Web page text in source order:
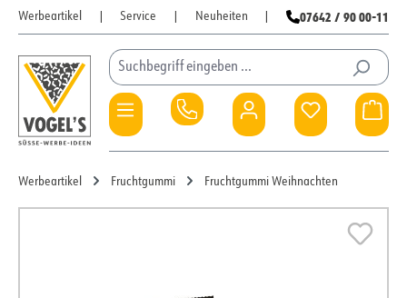
Zum Hauptinhalt springen
Werbeartikel Service Neuheiten 07642 / 90 00-11
Du hast 0
Werbeartikel Fruchtgummi Fruchtgummi Weihnachten